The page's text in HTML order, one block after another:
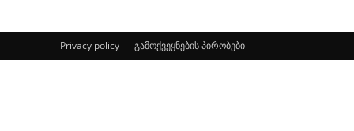
Privacy policy გამოქვეყნების პირობები